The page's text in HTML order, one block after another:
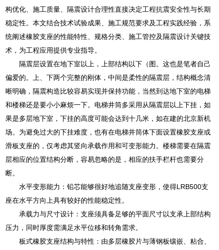
构优化、施工质量、隔震设计合理性直接决定工程抗震安全性与长期
稳定性。本文结合技术试验成果、施工规范要求及工程实践经验，系
统阐述橡胶支座的性能特性、规格分类、施工管控及隔震设计关键技
术，为工程应用提供专业指导。
隔震层设置在地下室以上，上部结构以下（图。这也是笔者自己
偏爱的。上、下两个完整的刚体，中间是柔性的隔震层，结构概念清
晰明确，隔震构造比较容易实现并保持功能，当然到达地下室的电梯
和楼梯还是要小小麻烦一下。电梯井筒多采用从隔震层以上下挂，如
果是多层地下室，下挂的高度可能会达到十几米，如在建的北京新机
场。为避免过大的下挂难度，也有在电梯井筒体下面设置橡胶支座或
滑板支座的，仅考虑其竖向承载作用和可变形能力。楼梯需要在隔震
层相应的位置结构分断，容易忽略的是，相应的扶手栏杆也需要分
断。
水平变形能力：铅芯能够很好地追随支座变形，使得LRB500支
座在水平方向上具有较好的性能稳定性。
承载力与尺寸设计：支座须具备足够的平面尺寸以支承上部结构
压力，同时厚度需满足水平位移和转角需求。
板式橡胶支座结构与特性：由多层橡胶片与薄钢板镶嵌、粘合、